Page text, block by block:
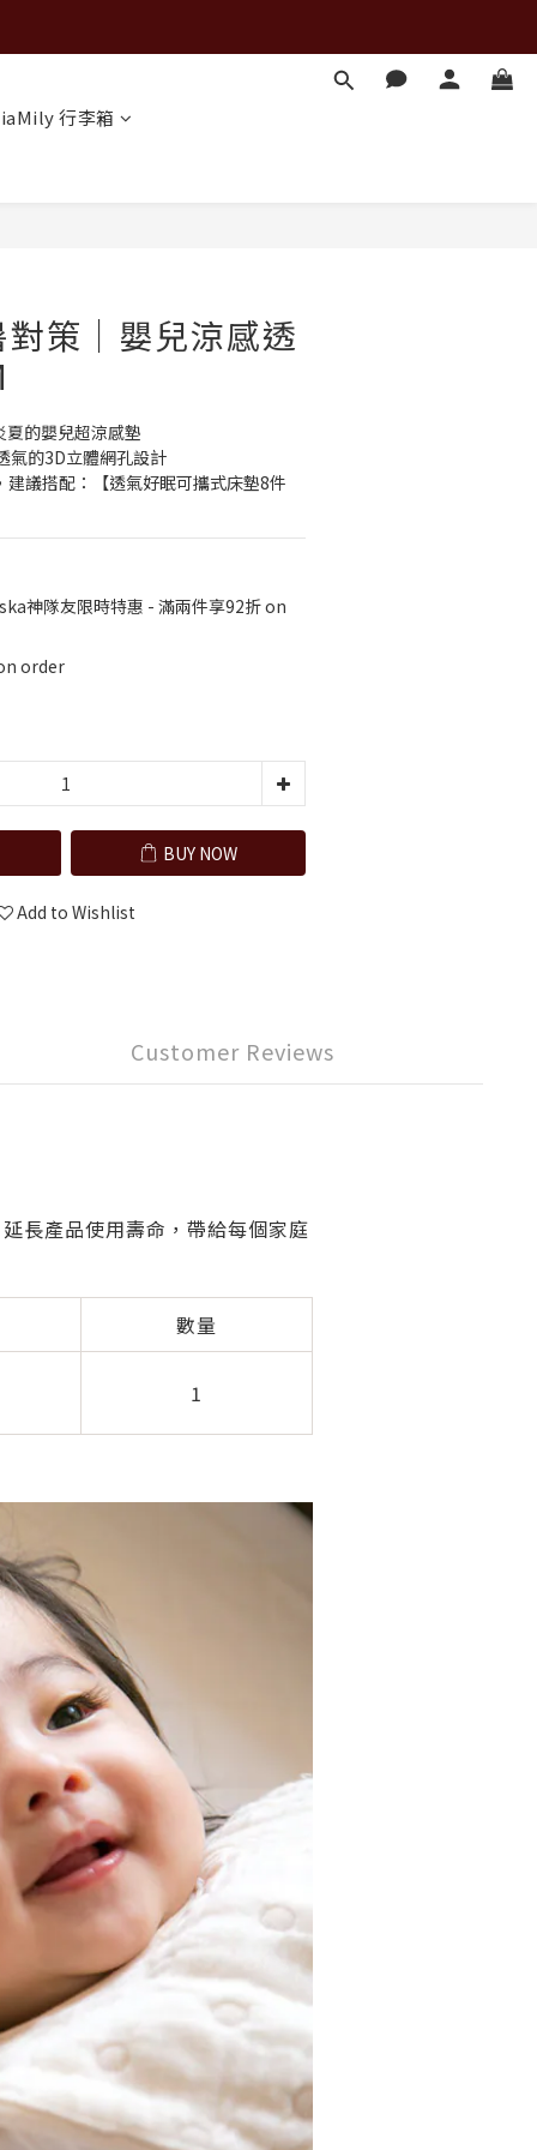
行李箱
策│嬰兒涼感透
的嬰兒超涼感墊
氣的3D立體網孔設計
議搭配：【透氣好眠可攜式床墊8件
神隊友限時特惠 - 滿兩件享92折 on
order
BUY NOW
Add to Wishlist
Customer Reviews
長產品使用壽命，帶給每個家庭
數量
1